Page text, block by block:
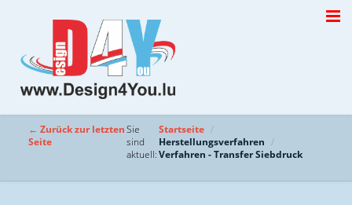
← Zurück zur letzten
Seite
Sie
sind
aktuell:
Startseite
Herstellungsverfahren
Verfahren - Transfer Siebdruck